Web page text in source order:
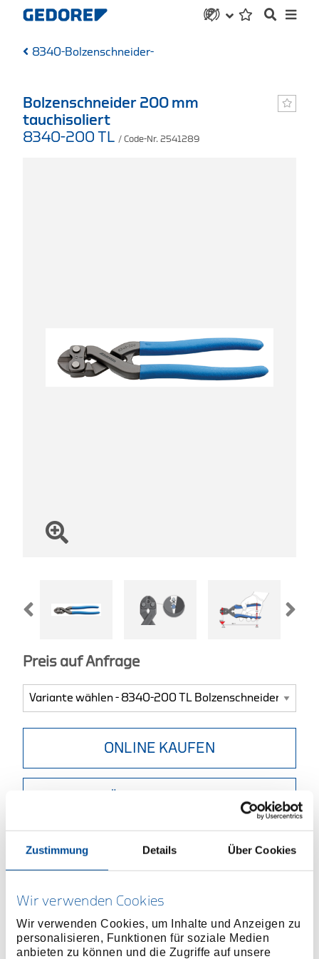
Zustimmung Details Über Cookies
Wir verwenden Cookies
Wir verwenden Cookies, um Inhalte und Anzeigen zu
personalisieren, Funktionen für soziale Medien
anbieten zu können und die Zugriffe auf unsere
8340-Bolzenschneider-
Bolzenschneider 200 mm
tauchisoliert
8340-200 TL / Code-Nr. 2541289
Preis auf Anfrage
ONLINE KAUFEN
4010886899762
Produktbeschreibung
Kompakter Kraft-Bolzenschneider mit besonders
Geringer Kraftaufwand durch optimiertes
Hebelverhältnis